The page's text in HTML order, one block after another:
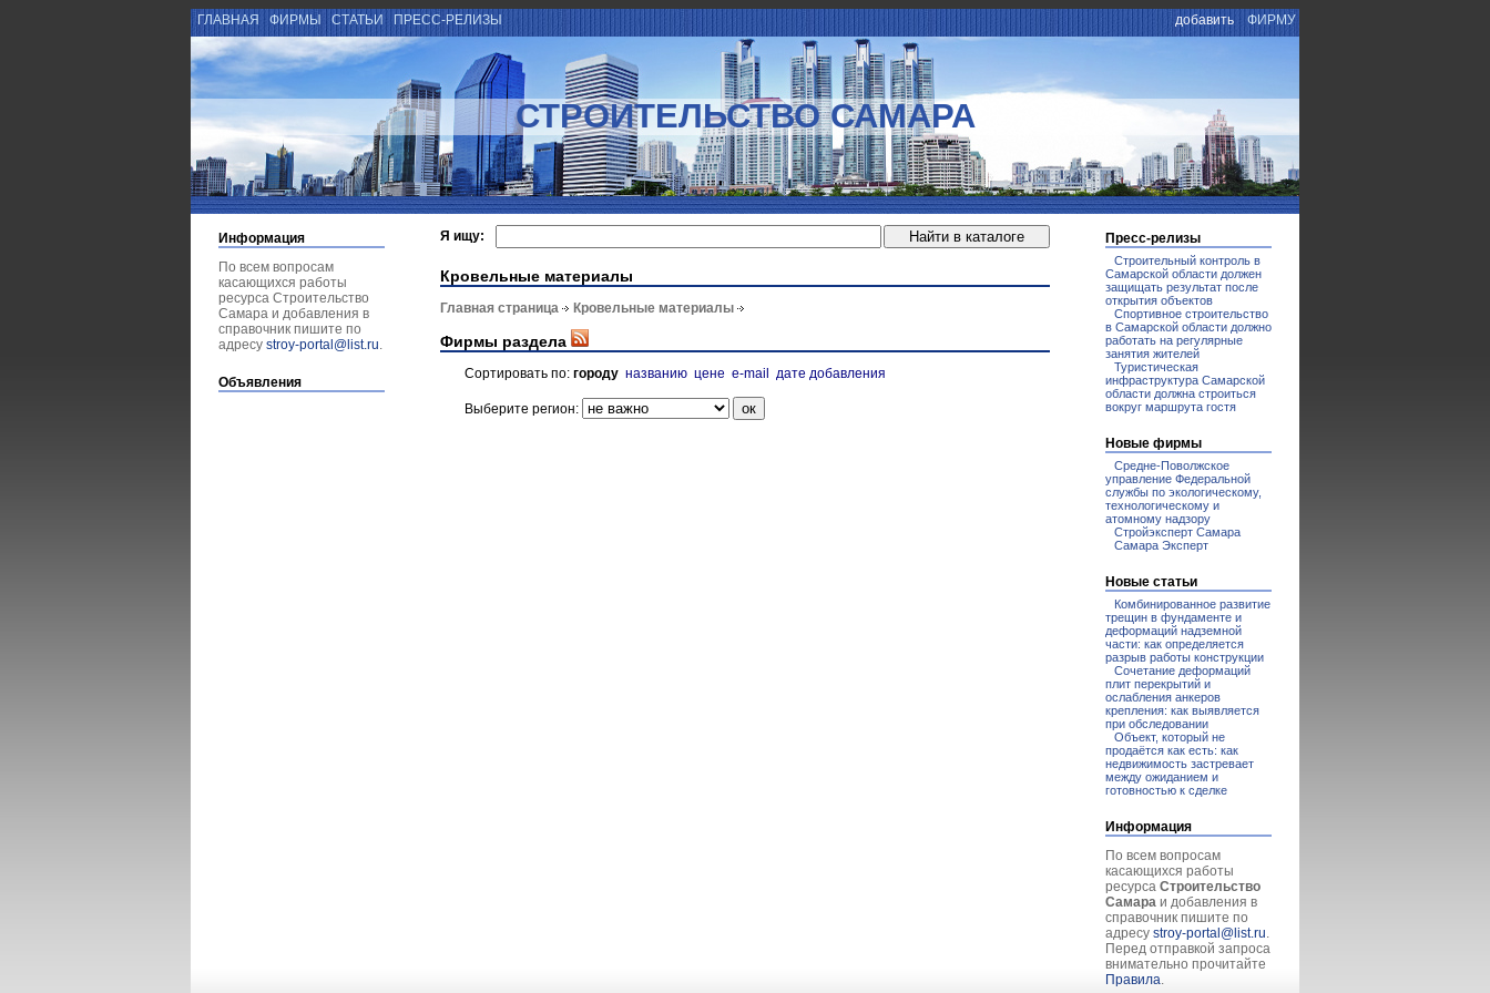
ГЛАВНАЯ ФИРМЫ СТАТЬИ ПРЕСС-РЕЛИЗЫ добавить ФИРМУ
СТРОИТЕЛЬСТВО САМАРА
Информация
По всем вопросам
касающихся работы
ресурса Строительство
Самара и добавления в
справочник пишите по
адресу stroy-portal@list.ru.
Объявления
Я ищу:
Кровельные материалы
Главная страница Кровельные материалы
Фирмы раздела
Сортировать по: городу названию цене e-mail дате добавления
Выберите регион:
Пресс-релизы
Строительный контроль в
Самарской области должен
защищать результат после
открытия объектов
Спортивное строительство
в Самарской области должно
работать на регулярные
занятия жителей
Туристическая
инфраструктура Самарской
области должна строиться
вокруг маршрута гостя
Новые фирмы
Средне-Поволжское
управление Федеральной
службы по экологическому,
технологическому и
атомному надзору
Стройэксперт Самара
Самара Эксперт
Новые статьи
Комбинированное развитие
трещин в фундаменте и
деформаций надземной
части: как определяется
разрыв работы конструкции
Сочетание деформаций
плит перекрытий и
ослабления анкеров
крепления: как выявляется
при обследовании
Объект, который не
продаётся как есть: как
недвижимость застревает
между ожиданием и
готовностью к сделке
Информация
По всем вопросам
касающихся работы
ресурса Строительство
Самара и добавления в
справочник пишите по
адресу stroy-portal@list.ru.
Перед отправкой запроса
внимательно прочитайте
Правила.